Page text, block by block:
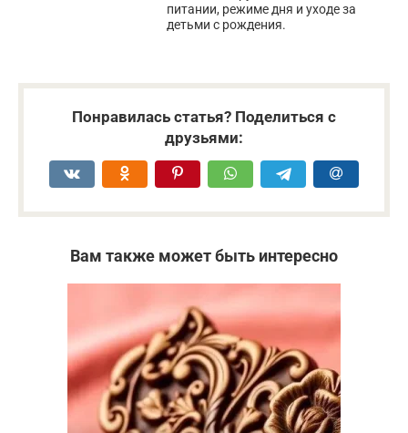
питании, режиме дня и уходе за
детьми с рождения.
Понравилась статья? Поделиться с
друзьями:
Вам также может быть интересно